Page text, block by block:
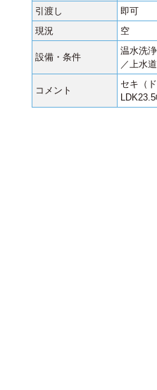
引渡し
即可
現況
空
設備・条件
温水洗
／上水
コメント
セキ（